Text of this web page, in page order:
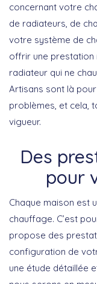
concernant votre
de radiateurs, de
votre système de
offrir une prestation
radiateur qui ne
Artisans sont là
problèmes, et cela,
vigueur.
Des
pour
Chaque maison est
chauffage. C’est
propose des
configuration de
une étude détaillée